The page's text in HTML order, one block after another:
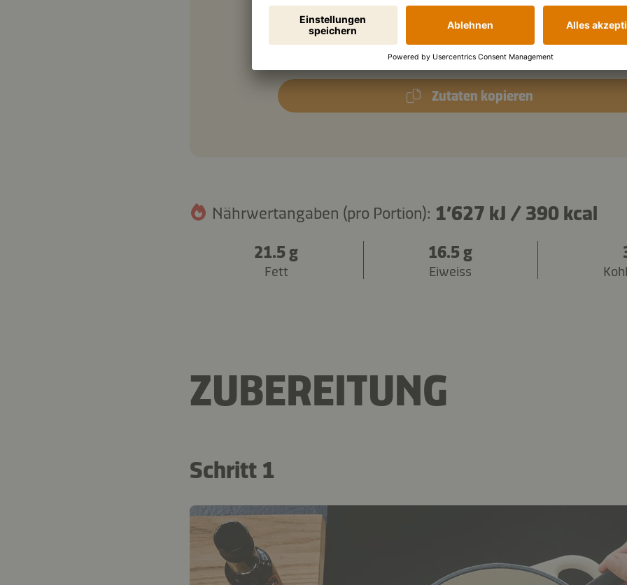
2 TL
Röstzwiebeln
Zutaten kopieren
Nährwertangaben (pro Portion): 1’627 kJ / 390 kcal
21.5 g
Fett
16.5 g
Eiweiss
ZUBEREITUNG
Schritt 1